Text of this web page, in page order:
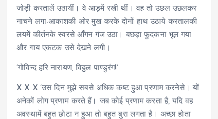
जोड़ी करतालें उठायीं। वे आड़में रखी थीं। वह तो उछल उछलकर
नाचने लगा-आकाशकी ओर मुख करके दोनों हाथ उठाये करतालकी
लयमें कीर्तनके स्वरसे आँगन गंज उठा। बछड़ा फुदकना भूल गया
और गाय एकटक उसे देखने लगी।
‘गोविन्द हरि नारायण, विठ्ठल पाण्डुरंग!’
X X X ‘उस दिन मुझे सबसे अधिक कष्ट हुआ प्रणाम करनेसे। यों
अनेकों लोग प्रणाम करते हैं। जब कोई प्रणाम करता है, यदि वह
अवस्थामें बहुत छोटा न हुआ तो बहुत बुरा लगता है। अच्छा होता